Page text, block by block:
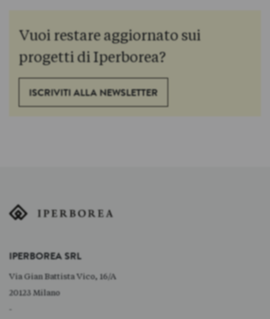
Vuoi restare aggiornato sui
progetti di Iperborea?
ISCRIVITI ALLA NEWSLETTER
IPERBOREA SRL
Via Gian Battista Vico, 16/A
20123 Milano
-